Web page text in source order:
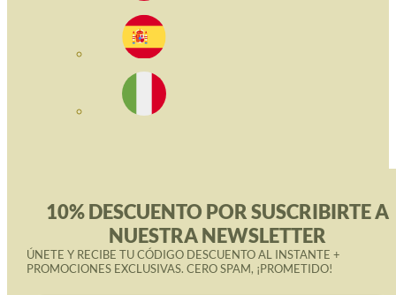
10% DESCUENTO POR SUSCRIBIRTE A
NUESTRA NEWSLETTER
ÚNETE Y RECIBE TU CÓDIGO DESCUENTO AL INSTANTE +
PROMOCIONES EXCLUSIVAS. CERO SPAM, ¡PROMETIDO!